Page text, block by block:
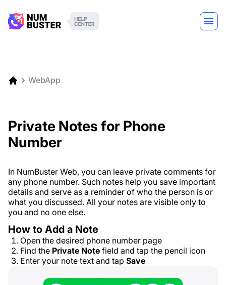
WebApp
Private Notes for Phone
Number
In NumBuster Web, you can leave private comments for
any phone number. Such notes help you save important
details and serve as a reminder of who the person is or
what you discussed. All your notes are visible only to
you and no one else.
How to Add a Note
Open the desired phone number page
Find the Private Note field and tap the pencil icon
Enter your note text and tap Save